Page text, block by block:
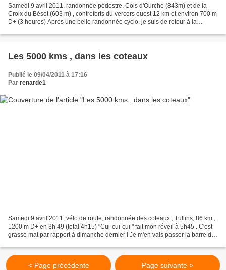
Samedi 9 avril 2011, randonnée pédestre, Cols d'Ourche (843m) et de la
Croix du Bésot (603 m) , contreforts du vercors ouest 12 km et environ 700 m
D+ (3 heures) Après une belle randonnée cyclo, je suis de retour à la
Les 5000 kms , dans les coteaux
Publié le 09/04/2011 à 17:16
Par renarde1
Samedi 9 avril 2011, vélo de route, randonnée des coteaux , Tullins, 86 km ,
1200 m D+ en 3h 49 (total 4h15) "Cui-cui-cui " fait mon réveil à 5h45 . C'est
grasse mat par rapport à dimanche dernier ! Je m'en vais passer la barre des
< Page précédente Page suivante >